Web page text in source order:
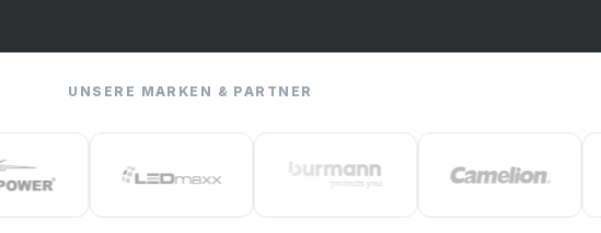
UNSERE MARKEN & PARTNER